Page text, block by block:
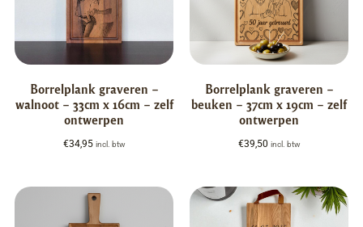
Borrelplank graveren –
walnoot – 33cm x 16cm – zelf
ontwerpen
€34,95 incl. btw
Borrelplank graveren –
beuken – 37cm x 19cm – zelf
ontwerpen
€39,50 incl. btw